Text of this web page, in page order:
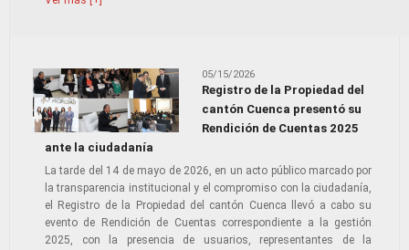
05/15/2026
Registro de la Propiedad del
cantón Cuenca presentó su
Rendición de Cuentas 2025
ante la ciudadanía
La tarde del 14 de mayo de 2026, en un acto público marcado por
la transparencia institucional y el compromiso con la ciudadanía,
el Registro de la Propiedad del cantón Cuenca llevó a cabo su
evento de Rendición de Cuentas correspondiente a la gestión
2025, con la presencia de usuarios, representantes de la